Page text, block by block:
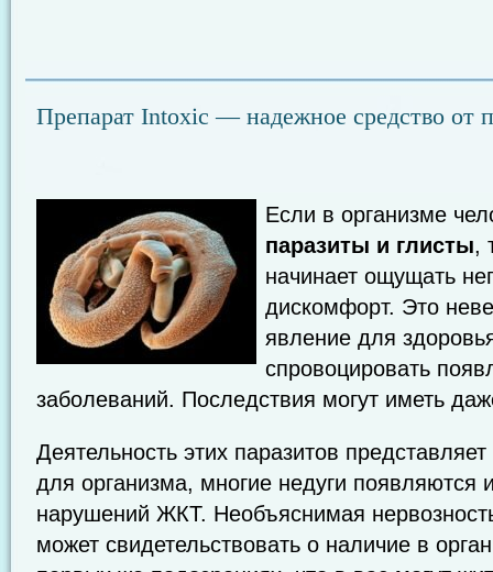
Препарат Intoxic — надежное средство от
Если в организме
паразиты и глисты,
начинает ощущать
дискомфорт. Это
явление для
спровоцировать
заболеваний. Последствия могут иметь
Деятельность этих паразитов
для организма, многие недуги появляются
нарушений ЖКТ. Необъяснимая
может свидетельствовать о наличие в